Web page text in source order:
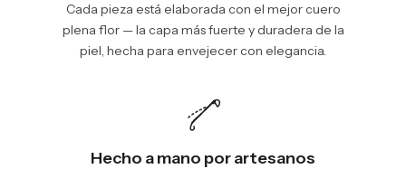
Cada pieza está elaborada con el mejor cuero
plena flor — la capa más fuerte y duradera de la
piel, hecha para envejecer con elegancia.
Hecho a mano por artesanos